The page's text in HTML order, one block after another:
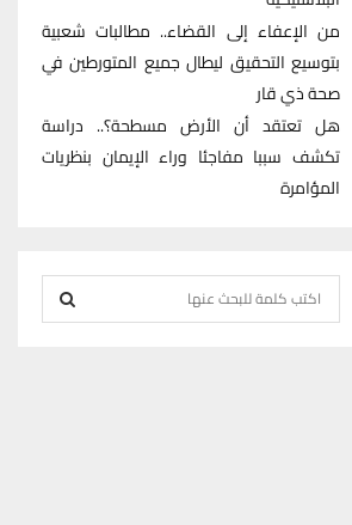
من الإعفاء إلى القضاء.. مطالبات شعبية
بتوسيع التحقيق ليطال جميع المتورطين في
صحة ذي قار
هل تعتقد أن الأرض مسطحة؟.. دراسة
تكشف سببا مفاجئا وراء الإيمان بنظريات
المؤامرة
e